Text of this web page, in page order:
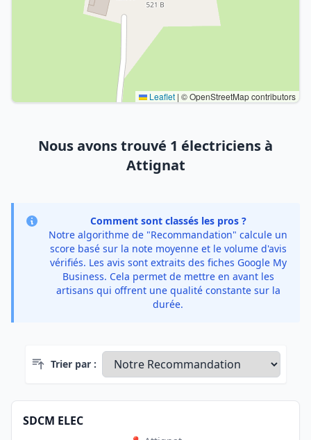
Leaflet | © OpenStreetMap contributors
Nous avons trouvé 1 électriciens à
Attignat
Comment sont classés les pros ?
Notre algorithme de "Recommandation" calcule un
score basé sur la note moyenne et le volume d'avis
vérifiés. Les avis sont extraits des fiches Google My
Business. Cela permet de mettre en avant les
artisans qui offrent une qualité constante sur la
durée.
Trier par :
SDCM ELEC